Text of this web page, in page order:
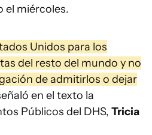
el miércoles.
Unidos para los
del resto del mundo y no
de admitirlos o dejar
en el texto la
Públicos del DHS, Tricia